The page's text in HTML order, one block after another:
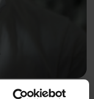
azt vizsgálták,